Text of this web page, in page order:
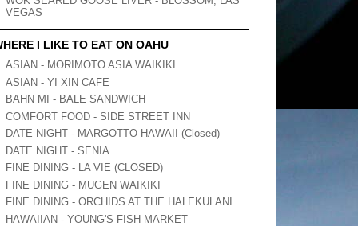
VEGAS
I LIKE TO EAT ON OAHU
ASIAN - MORIMOTO ASIA WAIKIKI
ASIAN - YI XIN CAFE
BAHN MI - BALE SANDWICH
COMFORT FOOD - SIDE STREET INN
DATE NIGHT - MARGOTTO HAWAII (Closed)
DATE NIGHT - SENIA
FINE DINING - LA VIE (CLOSED)
FINE DINING - MUGEN WAIKIKI
FINE DINING - ORCHIDS AT THE HALEKULANI
HAWAIIAN - YOUNG'S FISH MARKET